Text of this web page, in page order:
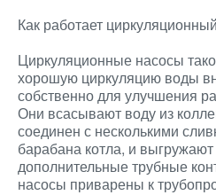
Как работает
Циркуляционные насосы
хорошую циркуляцию воды
собственно для улучшения
Они всасывают воду из
соединен с несколькими
барабана котла, и
дополнительные трубные
насосы приварены к